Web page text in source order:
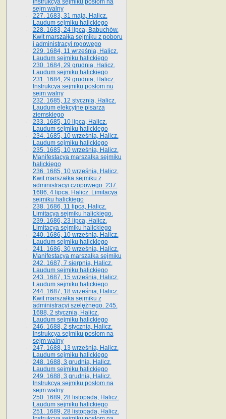
Instrukcya sejmiku posłom na
sejm walny
227. 1683, 31 maja, Halicz.
Laudum sejmiku halickiego
228. 1683, 24 lipca, Babuchów.
Kwit marszałka sejmiku z poboru
i administracyi rogowego
229. 1684, 11 września, Halicz.
Laudum sejmiku halickiego
230. 1684, 29 grudnia, Halicz.
Laudum sejmiku halickiego
231. 1684, 29 grudnia, Halicz.
Instrukcya sejmiku posłom nu
sejm walny
232. 1685, 12 stycznia, Halicz.
Laudum elekcyjne pisarza
ziemskiego
233. 1685, 10 lipca, Halicz.
Laudum sejmiku halickiego
234. 1685, 10 września, Halicz.
Laudum sejmiku halickiego
235. 1685, 10 września, Halicz.
Manifestacya marszałka sejmiku
halickiego
236. 1685, 10 września, Halicz.
Kwit marszałka sejmiku z
administracyi czopowego. 237.
1686, 4 lipca, Halicz. Limitacya
sejmiku halickiego
238. 1686, 11 lipca, Halicz.
Limitacya sejmiku halickiego.
239. 1686, 23 lipca, Halicz.
Limitacya sejmiku halickiego
240. 1686, 10 września, Halicz.
Laudum sejmiku halickiego
241. 1686, 30 września, Halicz.
Manifestacya marszałka sejmiku
242. 1687, 7 sierpnia, Halicz.
Laudum sejmiku halickiego
243. 1687, 15 września, Halicz.
Laudum sejmiku halickiego
244. 1687, 18 września, Halicz.
Kwit marszałka sejmiku z
administracyi szelężnego. 245.
1688, 2 stycznia, Halicz.
Laudum sejmiku halickiego
246. 1688, 2 stycznia, Halicz.
Instrukcya sejmiku posłom na
sejm walny
247. 1688, 13 września, Halicz.
Laudum sejmiku halickiego
248. 1688, 3 grudnia, Halicz.
Laudum sejmiku halickiego
249. 1688, 3 grudnia, Halicz.
Instrukcya sejmiku posłom na
sejm walny
250. 1689, 28 listopada, Halicz.
Laudum sejmiku halickiego
251. 1689, 28 listopada, Halicz.